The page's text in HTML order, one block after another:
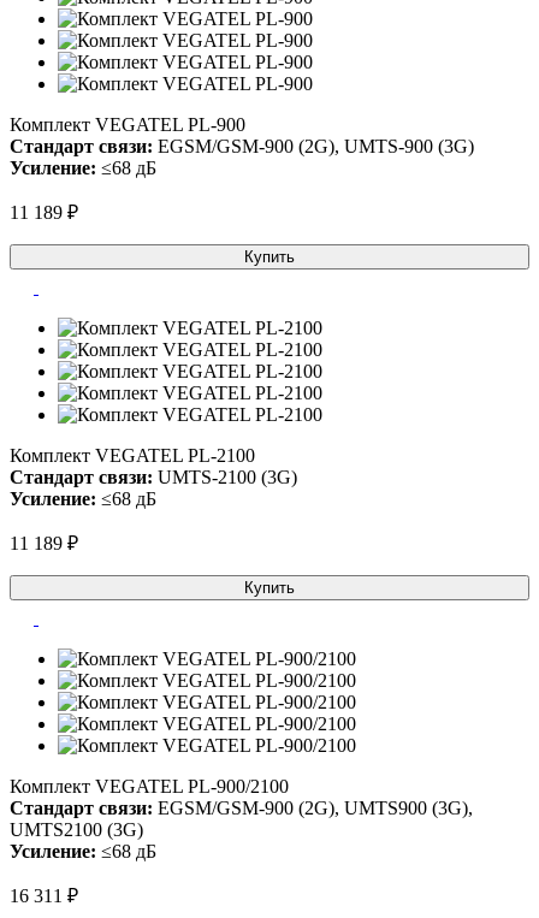
Комплект VEGATEL PL-900
Стандарт связи: EGSM/GSM-900 (2G), UMTS-900 (3G)
Усиление: ≤68 дБ
11 189 ₽
Купить
Комплект VEGATEL PL-2100
Стандарт связи: UMTS-2100 (3G)
Усиление: ≤68 дБ
11 189 ₽
Купить
Комплект VEGATEL PL-900/2100
Стандарт связи: EGSM/GSM-900 (2G), UMTS900 (3G),
UMTS2100 (3G)
Усиление: ≤68 дБ
16 311 ₽